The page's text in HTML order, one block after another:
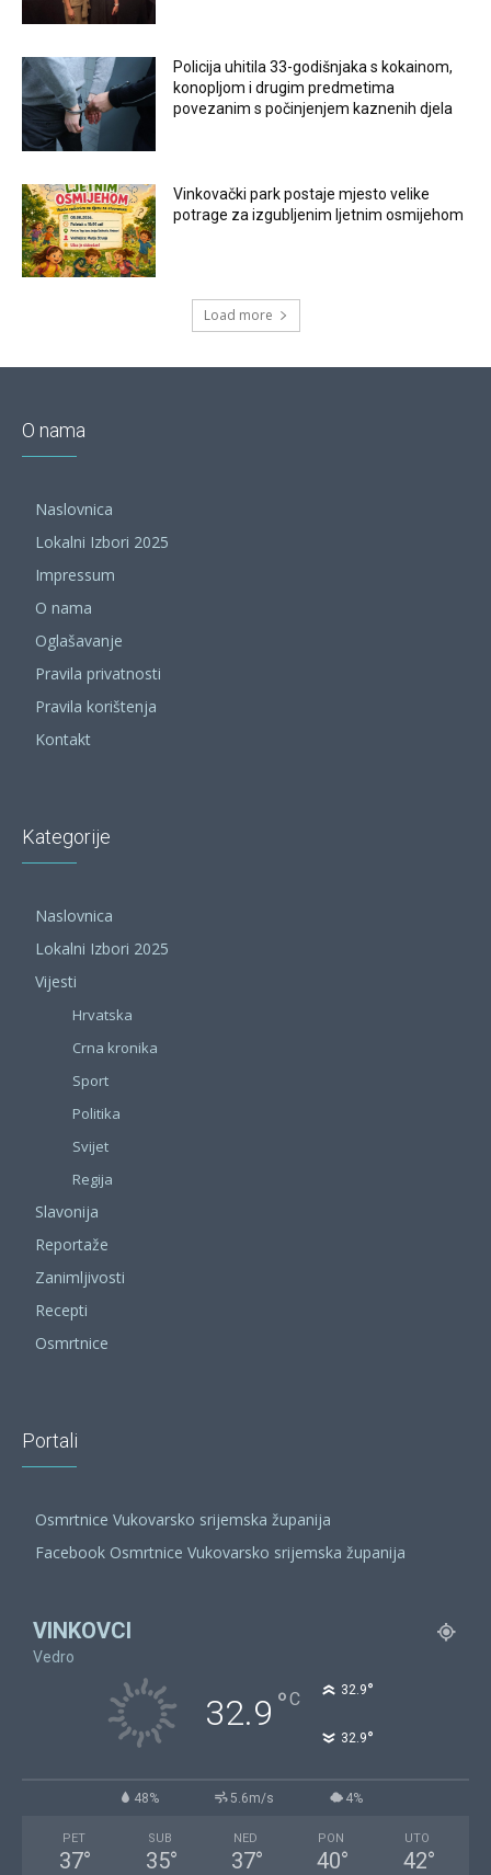
Policija uhitila 33-godišnjaka s kokainom,
konopljom i drugim predmetima
povezanim s počinjenjem kaznenih djela
Vinkovački park postaje mjesto velike
potrage za izgubljenim ljetnim osmijehom
Load more
O nama
Naslovnica
Lokalni Izbori 2025
Impressum
O nama
Oglašavanje
Pravila privatnosti
Pravila korištenja
Kontakt
Kategorije
Naslovnica
Lokalni Izbori 2025
Vijesti
Hrvatska
Crna kronika
Sport
Politika
Svijet
Regija
Slavonija
Reportaže
Zanimljivosti
Recepti
Osmrtnice
Portali
Osmrtnice Vukovarsko srijemska županija
Facebook Osmrtnice Vukovarsko srijemska županija
VINKOVCI
Vedro
32.9 °C 32.9°
32.9°
48% 5.6m/s 4%
PET
37°
SUB
35°
NED
37°
PON
40°
UTO
42°